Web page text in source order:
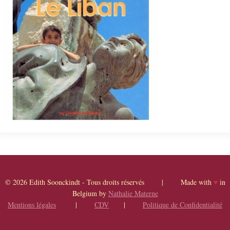
© 2026 Edith Soonckindt - Tous droits réservés | Made with ♥in
Belgium by Nathalie Materne
Mentions légales | CDV | Politique de Confidentialité